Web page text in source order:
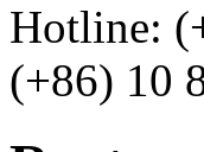
Hotline:
(+86) 10